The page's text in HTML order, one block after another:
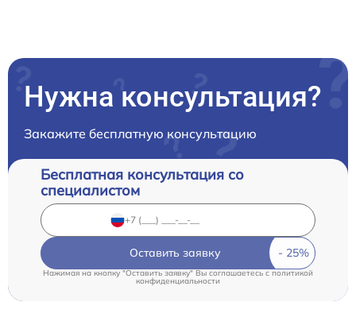
Нужна консультация?
Закажите бесплатную консультацию
Бесплатная консультация со
специалистом
Оставить заявку
Нажимая на кнопку "Оставить заявку" Вы соглашаетесь cполитикой
конфиденциальности